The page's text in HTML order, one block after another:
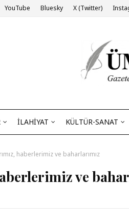
YouTube Bluesky X (Twitter)
İLAHİYAT KÜLTÜR-SANAT
haberlerimiz ve baharlarımız
ve